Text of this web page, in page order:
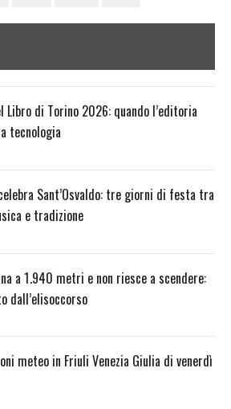
Libro di Torino 2026: quando l’editoria
tecnologia
Sant’Osvaldo: tre giorni di festa tra
e tradizione
a 1.940 metri e non riesce a scendere:
dall’elisoccorso
meteo in Friuli Venezia Giulia di venerdì